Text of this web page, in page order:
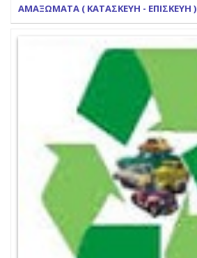
ΑΜΑΞΩΜΑΤΑ ( ΚΑΤΑΣΚΕΥΗ - ΕΠΙΣΚΕΥΗ )